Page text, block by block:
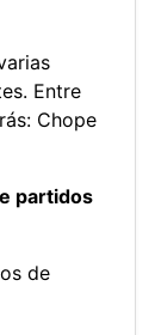
Entre
Chope
partidos
de